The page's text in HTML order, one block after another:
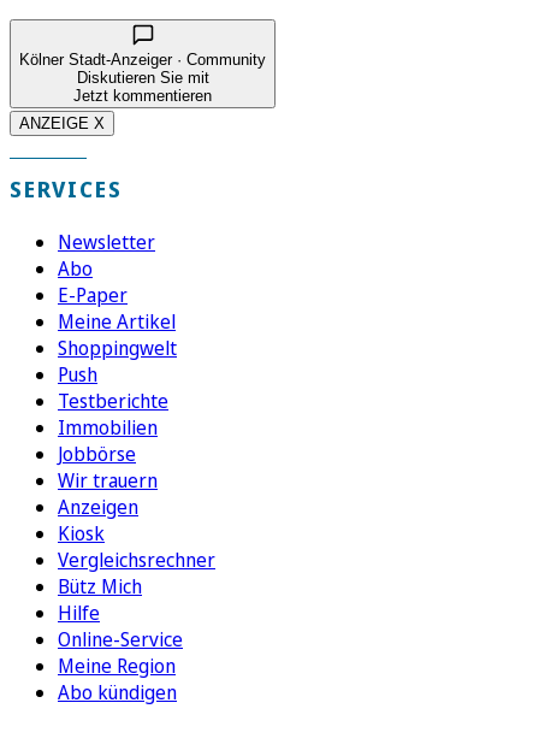
Kölner Stadt-Anzeiger · Community
Diskutieren Sie mit
Jetzt kommentieren
ANZEIGE X
SERVICES
Newsletter
Abo
E-Paper
Meine Artikel
Shoppingwelt
Push
Testberichte
Immobilien
Jobbörse
Wir trauern
Anzeigen
Kiosk
Vergleichsrechner
Bütz Mich
Hilfe
Online-Service
Meine Region
Abo kündigen